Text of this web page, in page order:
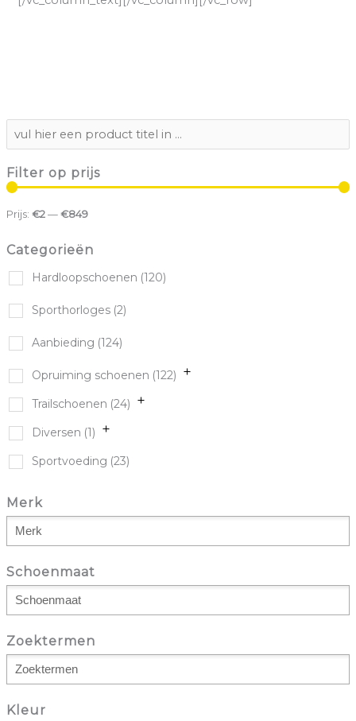
Filter op prijs
Prijs: €2— €849
Categorieën
Hardloopschoenen (120)
Sporthorloges (2)
Aanbieding (124)
Opruiming schoenen (122)
Trailschoenen (24)
Diversen (1)
Sportvoeding (23)
Merk
Schoenmaat
Zoektermen
Kleur